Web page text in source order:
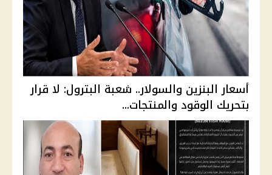
أسعار البنزين والسولار.. شعبة البترول: لا قرار
بتحريك الوقود والمنتجات...